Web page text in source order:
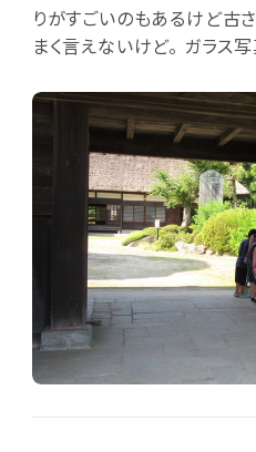
りがすごいのもあるけど古
まく言えないけど。 ガラス写